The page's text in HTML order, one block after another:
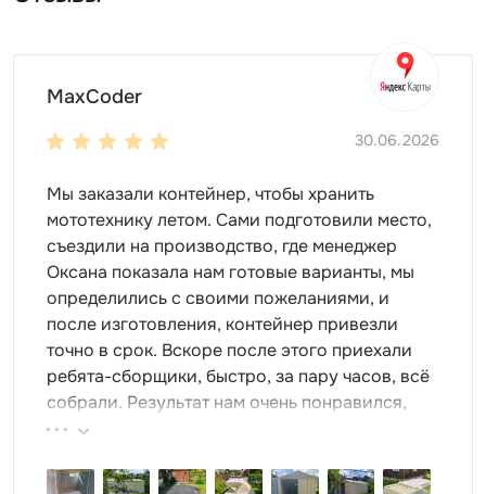
MaxCoder
30.06.2026
Мы заказали контейнер, чтобы хранить
мототехнику летом. Сами подготовили место,
съездили на производство, где менеджер
Оксана показала нам готовые варианты, мы
определились с своими пожеланиями, и
после изготовления, контейнер привезли
точно в срок. Вскоре после этого приехали
ребята-сборщики, быстро, за пару часов, всё
собрали. Результат нам очень понравился,
поэтому всем советуем эту фирму.